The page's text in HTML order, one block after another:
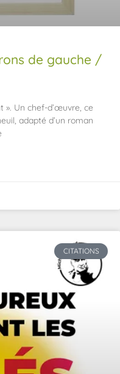
de gauche /
». Un chef-d’œuvre, ce
adapté d’un roman
CITATIONS